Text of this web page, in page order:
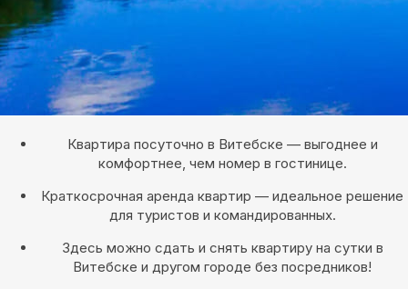
Квартира посуточно в Витебске — выгоднее и
комфортнее, чем номер в гостинице.
Краткосрочная аренда квартир — идеальное решение
для туристов и командированных.
Здесь можно сдать и снять квартиру на сутки в
Витебске и другом городе без посредников!